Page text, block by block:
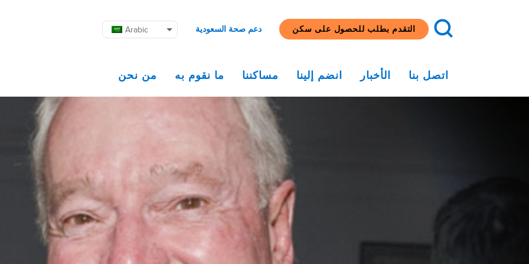
Arabic دعم صحة السعودية التقدم بطلب للحصول على سكن
من نحن ما نقوم به مساكننا انضم إلينا الأخبار اتصل بنا